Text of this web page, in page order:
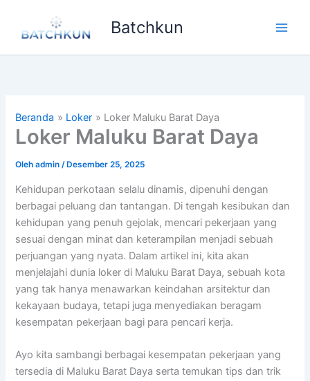
konten
Batchkun
Beranda Loker Loker Maluku Barat Daya
Loker Maluku Barat Daya
Olehadmin/ Desember 25, 2025
Kehidupan perkotaan selalu dinamis, dipenuhi dengan
berbagai peluang dan tantangan. Di tengah kesibukan dan
kehidupan yang penuh gejolak, mencari pekerjaan yang
sesuai dengan minat dan keterampilan menjadi sebuah
perjuangan yang nyata. Dalam artikel ini, kita akan
menjelajahi dunia loker di Maluku Barat Daya, sebuah kota
yang tak hanya menawarkan keindahan arsitektur dan
kekayaan budaya, tetapi juga menyediakan beragam
kesempatan pekerjaan bagi para pencari kerja.
Ayo kita sambangi berbagai kesempatan pekerjaan yang
tersedia di Maluku Barat Daya serta temukan tips dan trik